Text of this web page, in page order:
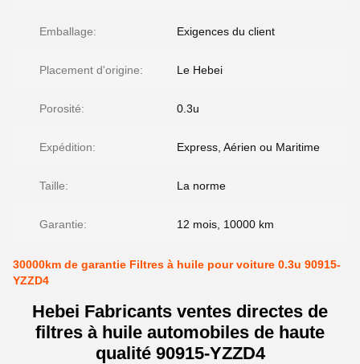
Emballage: Exigences du client
Placement d'origine: Le Hebei
Porosité: 0.3u
Expédition: Express, Aérien ou Maritime
Taille: La norme
Garantie: 12 mois, 10000 km
30000km de garantie Filtres à huile pour voiture 0.3u 90915-
YZZD4
Hebei Fabricants ventes directes de
filtres à huile automobiles de haute
qualité 90915-YZZD4